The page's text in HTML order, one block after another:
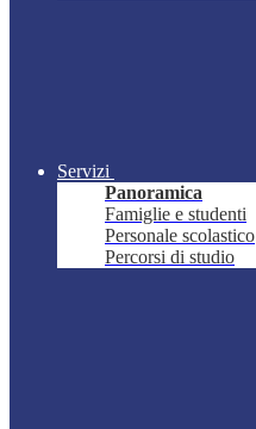
Servizi
Panoramica
Famiglie e studenti
Personale scolastico
Percorsi di studio